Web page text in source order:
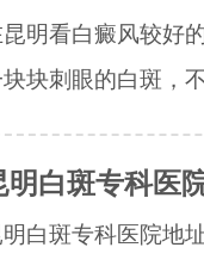
明看白癜风较好
块块刺眼的白斑，
明白斑专科医
明白斑专科医院地